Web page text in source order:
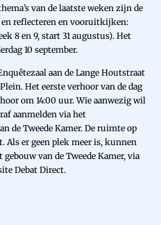
van de laatste weken zijn de
en reflecteren en vooruitkijken:
8 en 9, start 31 augustus). Het
10 september.
aan de Lange Houtstraat
Het eerste verhoor van de dag
om 14:00 uur. Wie aanwezig wil
aanmelden via het
de Tweede Kamer. De ruimte op
Als er geen plek meer is, kunnen
van de Tweede Kamer, via
Debat Direct.